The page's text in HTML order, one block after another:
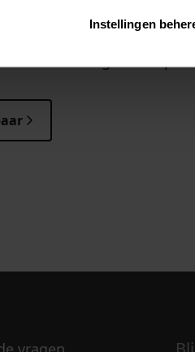
Instellingen
Onze handige zoektips